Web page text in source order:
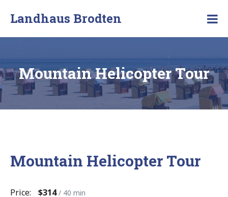
Landhaus Brodten
Ferienwohnungen
an
Mountain Helicopter Tour
Mountain Helicopter Tour
Price: $314 / 40 min